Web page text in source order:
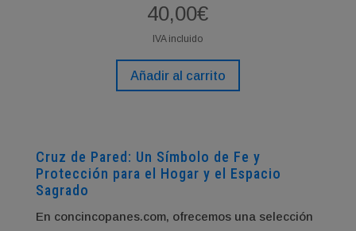
40,00€
IVA incluido
Añadir al carrito
Cruz de Pared: Un Símbolo de Fe y
Protección para el Hogar y el Espacio
Sagrado
En concincopanes.com, ofrecemos una selección